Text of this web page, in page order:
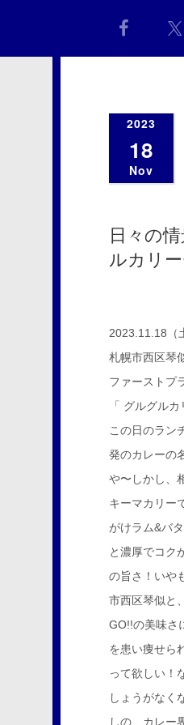
2023
18
Nov
日々の
ルカリ
2023.11.18（
札幌市西区琴
ファーストプ
「 グルグルカ
この日のラン
発のカレーの
や〜しかし、
キーマカリー
がけラム&バ
と濃厚でコク
の旨さ！いや
市西区琴似と
GO!!の美味さ
を患い痩せら
って欲しい！
しょうがなく
しの、カレー